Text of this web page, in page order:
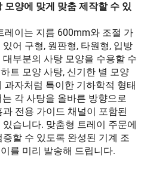
모양에 맞게 맞춤 제작할 수 있
레이는 지름 600mm와 조절 가
어 구형, 원판형, 타원형, 입방
부분의 사탕 모양을 수용할 수
트 모양 사탕, 신기한 별 모양
자처럼 특이한 기하학적 형태
각 사탕을 올바른 방향으로
전용 가이드 채널이 포함된
습니다. 맞춤형 트레이 주문에
할 수 있도록 완성된 기계 조
를 미리 발송해 드립니다.